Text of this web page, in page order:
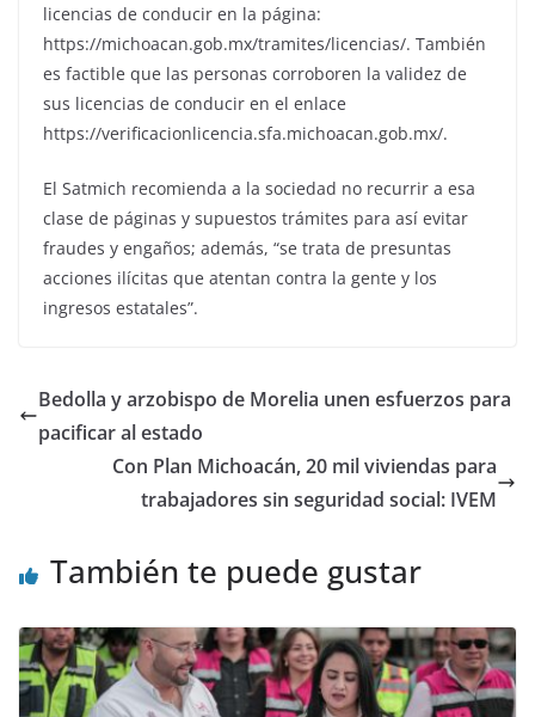
licencias de conducir en la página:
https://michoacan.gob.mx/tramites/licencias/. También
es factible que las personas corroboren la validez de
sus licencias de conducir en el enlace
https://verificacionlicencia.sfa.michoacan.gob.mx/.
El Satmich recomienda a la sociedad no recurrir a esa
clase de páginas y supuestos trámites para así evitar
fraudes y engaños; además, “se trata de presuntas
acciones ilícitas que atentan contra la gente y los
ingresos estatales”.
Bedolla y arzobispo de Morelia unen esfuerzos para
pacificar al estado
Con Plan Michoacán, 20 mil viviendas para
trabajadores sin seguridad social: IVEM
También te puede gustar